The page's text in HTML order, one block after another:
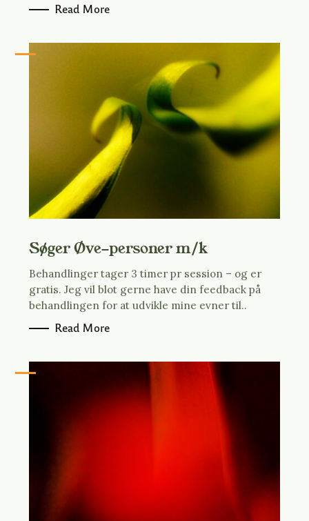
Tryk på Esc for at fortryde.
Read More
Søger Øve-personer m/k
Behandlinger tager 3 timer pr session – og er
gratis. Jeg vil blot gerne have din feedback på
behandlingen for at udvikle mine evner til..
Read More